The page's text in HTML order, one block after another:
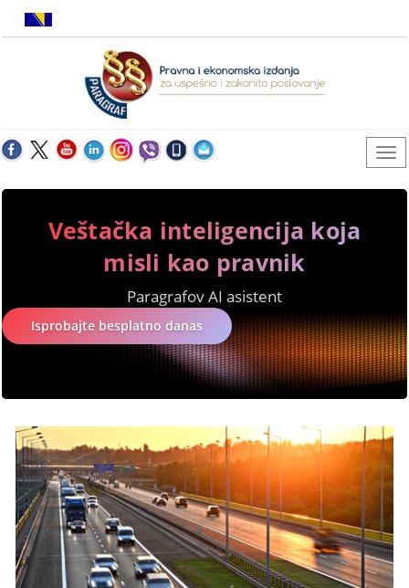
Veštačka inteligencija koja
misli kao pravnik
Paragrafov AI asistent
Isprobajte besplatno danas